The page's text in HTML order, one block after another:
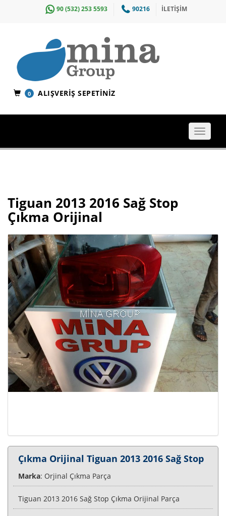
90 (532) 253 5593 90216 İLETİŞİM
0 ALIŞVERIŞ SEPETINIZ
Toggle
Tiguan 2013 2016 Sağ Stop
Çıkma Orijinal
Çıkma Orijinal Tiguan 2013 2016 Sağ Stop
Marka: Orjinal Çıkma Parça
Tiguan 2013 2016 Sağ Stop Çıkma Orijinal Parça